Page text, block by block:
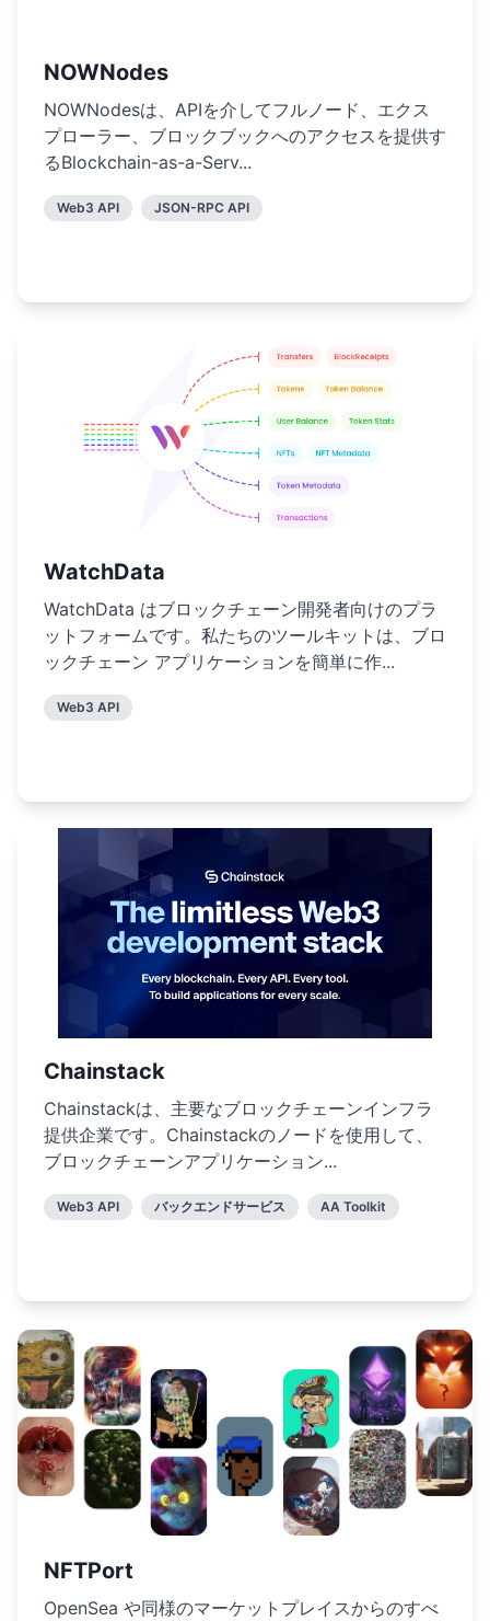
NOWNodes
NOWNodesは、APIを介してフルノード、エクス
プローラー、ブロックブックへのアクセスを提供す
るBlockchain-as-a-Serv...
Web3 API JSON-RPC API
WatchData
WatchData はブロックチェーン開発者向けのプラ
ットフォームです。私たちのツールキットは、ブロ
ックチェーン アプリケーションを簡単に作...
Web3 API
Chainstack
Chainstackは、主要なブロックチェーンインフラ
提供企業です。Chainstackのノードを使用して、
ブロックチェーンアプリケーション...
Web3 API バックエンドサービス AA Toolkit
NFTPort
OpenSea や同様のマーケットプレイスからのすべ